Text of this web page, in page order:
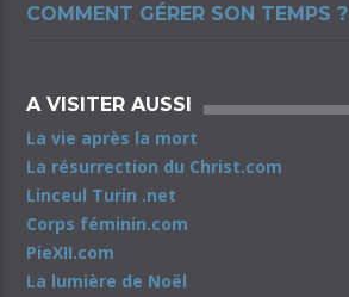
COMMENT GÉRER SON TEMPS ?
A VISITER AUSSI
La vie après la mort
La résurrection du Christ.com
Linceul Turin .net
Corps féminin.com
PieXII.com
La lumière de Noël